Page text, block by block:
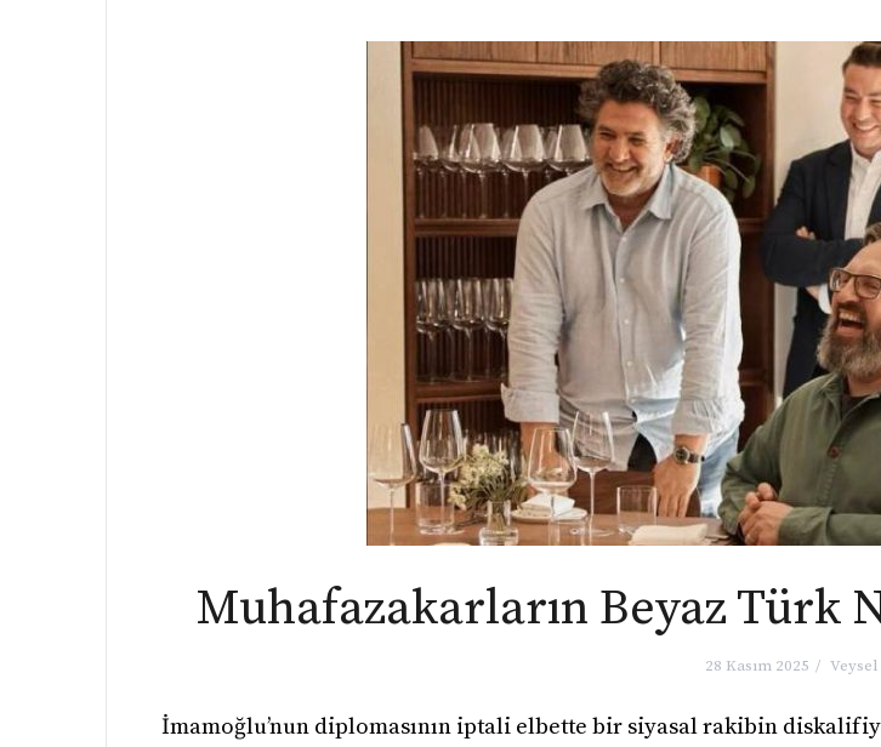
Muhafazakarların Beyaz Türk
28 Kasım 2025
İmamoğlu’nun diplomasının iptali elbette bir siyasal rakibin